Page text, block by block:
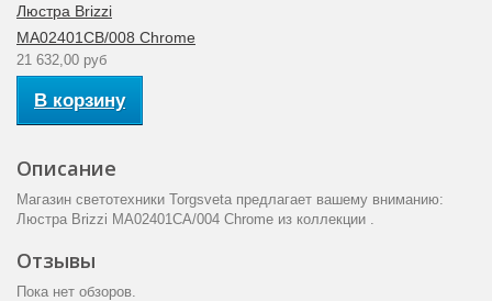
Люстра Brizzi
MA02401CB/008 Chrome
21 632,00 руб
В корзину
Описание
Магазин светотехники Torgsveta предлагает вашему вниманию:
Люстра Brizzi MA02401CA/004 Chrome из коллекции .
Отзывы
Пока нет обзоров.